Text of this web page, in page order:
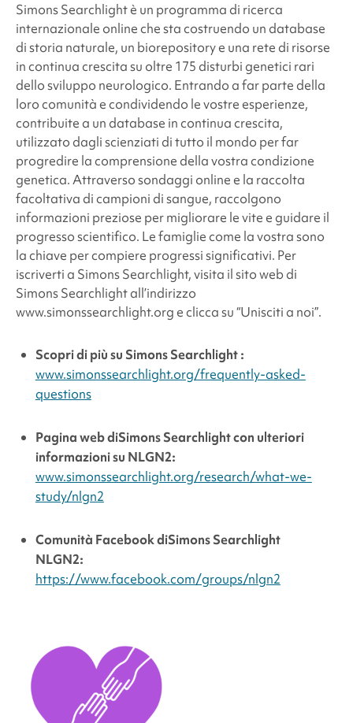
Simons Searchlight è un programma di ricerca
internazionale online che sta costruendo un database
di storia naturale, un biorepository e una rete di risorse
in continua crescita su oltre 175 disturbi genetici rari
dello sviluppo neurologico. Entrando a far parte della
loro comunità e condividendo le vostre esperienze,
contribuite a un database in continua crescita,
utilizzato dagli scienziati di tutto il mondo per far
progredire la comprensione della vostra condizione
genetica. Attraverso sondaggi online e la raccolta
facoltativa di campioni di sangue, raccolgono
informazioni preziose per migliorare le vite e guidare il
progresso scientifico. Le famiglie come la vostra sono
la chiave per compiere progressi significativi. Per
iscriverti a Simons Searchlight, visita il sito web di
Simons Searchlight all’indirizzo
www.simonssearchlight.org e clicca su “Unisciti a noi”.
Scopri di più su Simons Searchlight:
www.simonssearchlight.org/frequently-asked-
questions
Pagina web diSimons Searchlightcon ulteriori
informazioni su NLGN2:
www.simonssearchlight.org/research/what-we-
study/nlgn2
Comunità Facebook diSimons Searchlight
NLGN2:
https://www.facebook.com/groups/nlgn2